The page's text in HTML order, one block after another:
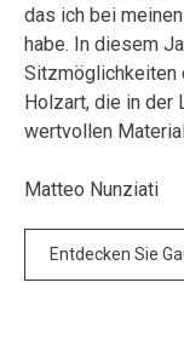
das ich bei
habe. In diesem
Sitzmöglichkeiten
Holzart, die in der
wertvollen
Matteo Nunziati
Entdecken Sie